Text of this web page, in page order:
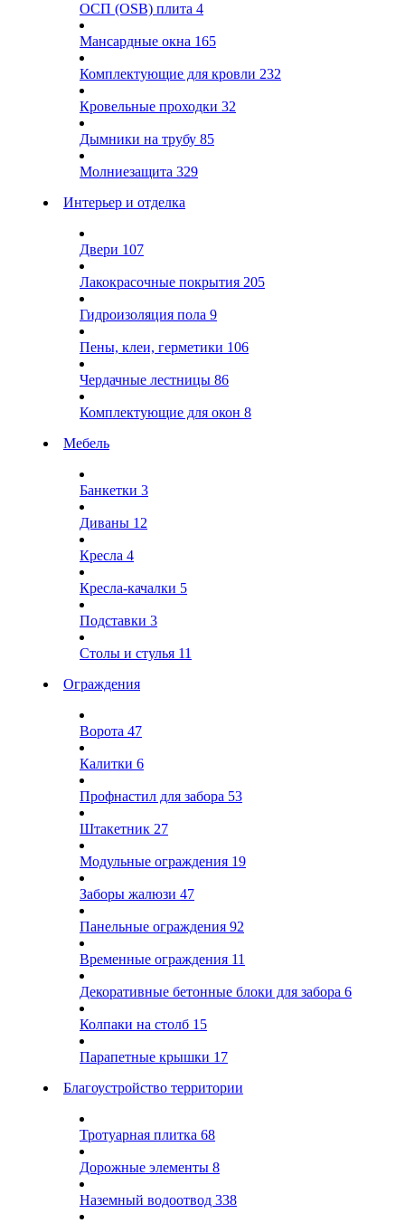
ОСП (OSB) плита 4
Мансардные окна 165
Комплектующие для кровли 232
Кровельные проходки 32
Дымники на трубу 85
Молниезащита 329
Интерьер и отделка
Двери 107
Лакокрасочные покрытия 205
Гидроизоляция пола 9
Пены, клеи, герметики 106
Чердачные лестницы 86
Комплектующие для окон 8
Мебель
Банкетки 3
Диваны 12
Кресла 4
Кресла-качалки 5
Подставки 3
Столы и стулья 11
Ограждения
Ворота 47
Калитки 6
Профнастил для забора 53
Штакетник 27
Модульные ограждения 19
Заборы жалюзи 47
Панельные ограждения 92
Временные ограждения 11
Декоративные бетонные блоки для забора 6
Колпаки на столб 15
Парапетные крышки 17
Благоустройство территории
Тротуарная плитка 68
Дорожные элементы 8
Наземный водоотвод 338